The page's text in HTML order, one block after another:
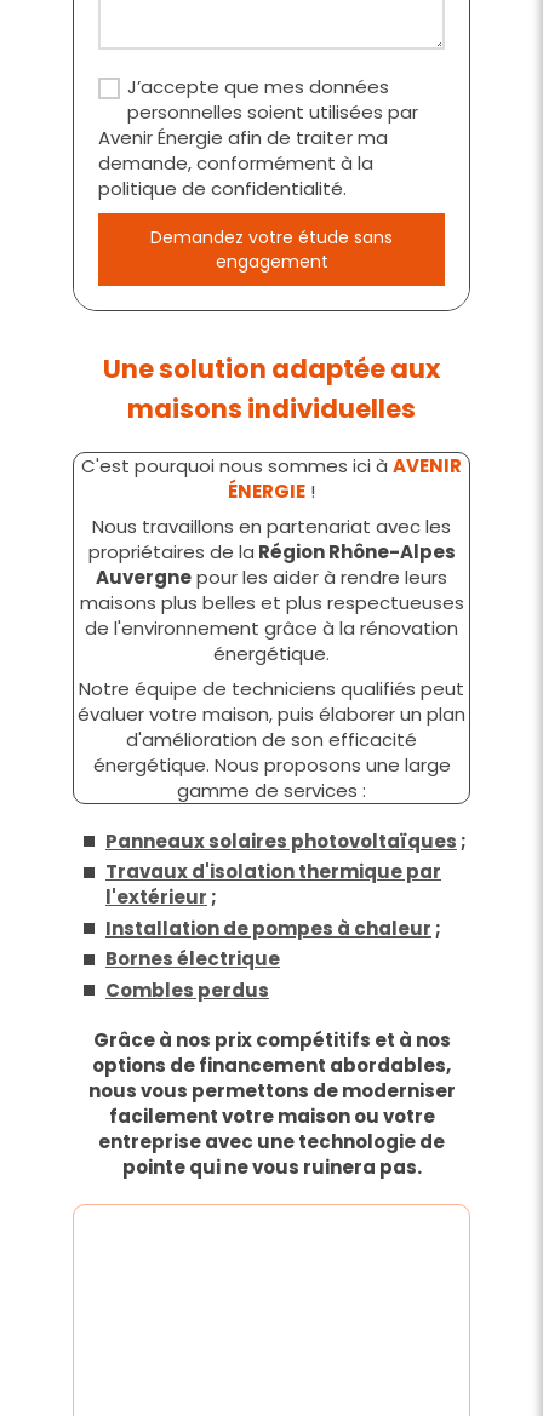
J’accepte que mes données
personnelles soient utilisées par
Avenir Énergie afin de traiter ma
demande, conformément à la
politique de confidentialité.
Demandez votre étude sans
engagement
Une solution adaptée aux
maisons individuelles
C'est pourquoi nous sommes ici à AVENIR
ÉNERGIE !
Nous travaillons en partenariat avec les
propriétaires de la Région Rhône-Alpes
Auvergnepour les aider à rendre leurs
maisons plus belles et plus respectueuses
de l'environnement grâce à la rénovation
énergétique.
Notre équipe de techniciens qualifiés peut
évaluer votre maison, puis élaborer un plan
d'amélioration de son efficacité
énergétique. Nous proposons une large
gamme de services :
Panneaux solaires photovoltaïques ;
Travaux d'isolation thermique par
l'extérieur ;
Installation de pompes à chaleur ;
Bornes électrique
Combles perdus
Grâce à nos prix compétitifs et à nos
options de financement abordables,
nous vous permettons de moderniser
facilement votre maison ou votre
entreprise avec une technologie de
pointe qui ne vous ruinera pas.